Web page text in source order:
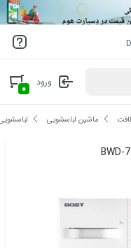
ورود ۰
ماشین لباسشویی